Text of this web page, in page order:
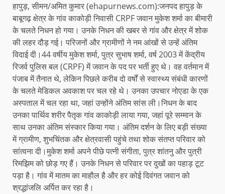
हापुड़, सीमन/अमित कुमार (ehapurnews.com):जनपद हापुड़ के
बाबूगढ़ क्षेत्र के गांव काकोड़ी निवासी CRPF जवान मुकेश शर्मा का बीमारी
के चलते निधन हो गया। उनके निधन की खबर से गांव और क्षेत्र में शोक
की लहर दौड़ गई। परिजनों और ग्रामीणों ने नम आंखों से उन्हें अंतिम
विदाई दी।44 वर्षीय मुकेश शर्मा, पुत्र सुभाष शर्मा, वर्ष 2003 में केंद्रीय
रिजर्व पुलिस बल (CRPF) में जवान के पद पर भर्ती हुए थे। वह वर्तमान में
पंजाब में तैनात थे, लेकिन पिछले करीब दो वर्षों से स्वास्थ्य संबंधी कारणों
के चलते मेडिकल अवकाश पर चल रहे थे। उनका उपचार नोएडा के एक
अस्पताल में चल रहा था, जहां उन्होंने अंतिम सांस ली।निधन के बाद
उनका पार्थिव शरीर पैतृक गांव काकोड़ी लाया गया, जहां पूरे सम्मान के
साथ उनका अंतिम संस्कार किया गया। अंतिम दर्शन के लिए बड़ी संख्या
में ग्रामीण, शुभचिंतक और क्षेत्रवासी पहुंचे तथा शोक संतप्त परिवार को
सांत्वना दी।मुकेश शर्मा अपने पीछे पत्नी संगीता, पुत्र शांतनु और पुत्री
रिमझिम को छोड़ गए हैं। उनके निधन से परिवार पर दुखों का पहाड़ टूट
पड़ा है। गांव में मातम का माहौल है और हर कोई दिवंगत जवान को
श्रद्धांजलि अर्पित कर रहा है।